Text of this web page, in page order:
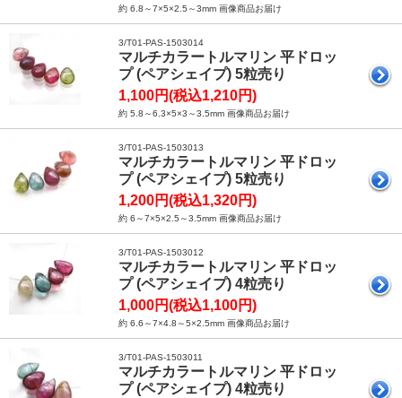
約 6.8～7×5×2.5～3mm 画像商品お届け
3/T01-PAS-1503014
マルチカラートルマリン 平ドロッ
プ (ペアシェイプ) 5粒売り
1,100円(税込1,210円)
約 5.8～6.3×5×3～3.5mm 画像商品お届け
3/T01-PAS-1503013
マルチカラートルマリン 平ドロッ
プ (ペアシェイプ) 5粒売り
1,200円(税込1,320円)
約 6～7×5×2.5～3.5mm 画像商品お届け
3/T01-PAS-1503012
マルチカラートルマリン 平ドロッ
プ (ペアシェイプ) 4粒売り
1,000円(税込1,100円)
約 6.6～7×4.8～5×2.5mm 画像商品お届け
3/T01-PAS-1503011
マルチカラートルマリン 平ドロッ
プ (ペアシェイプ) 4粒売り